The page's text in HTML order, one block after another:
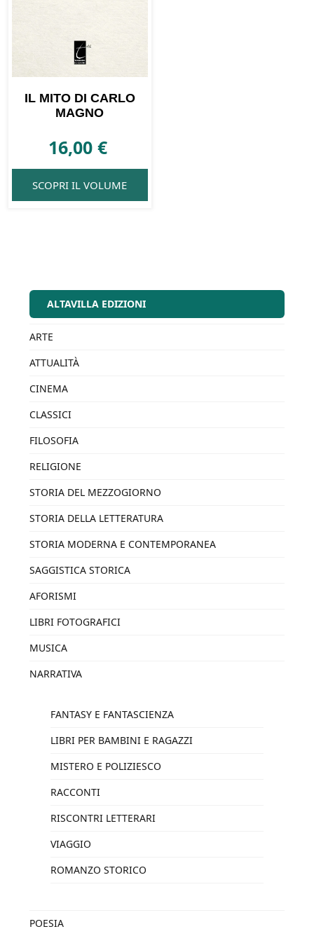
IL MITO DI CARLO
MAGNO
16,00€
SCOPRI IL VOLUME
ALTAVILLA EDIZIONI
ARTE
ATTUALITÀ
CINEMA
CLASSICI
FILOSOFIA
RELIGIONE
STORIA DEL MEZZOGIORNO
STORIA DELLA LETTERATURA
STORIA MODERNA E CONTEMPORANEA
SAGGISTICA STORICA
AFORISMI
LIBRI FOTOGRAFICI
MUSICA
NARRATIVA
FANTASY E FANTASCIENZA
LIBRI PER BAMBINI E RAGAZZI
MISTERO E POLIZIESCO
RACCONTI
RISCONTRI LETTERARI
VIAGGIO
ROMANZO STORICO
POESIA